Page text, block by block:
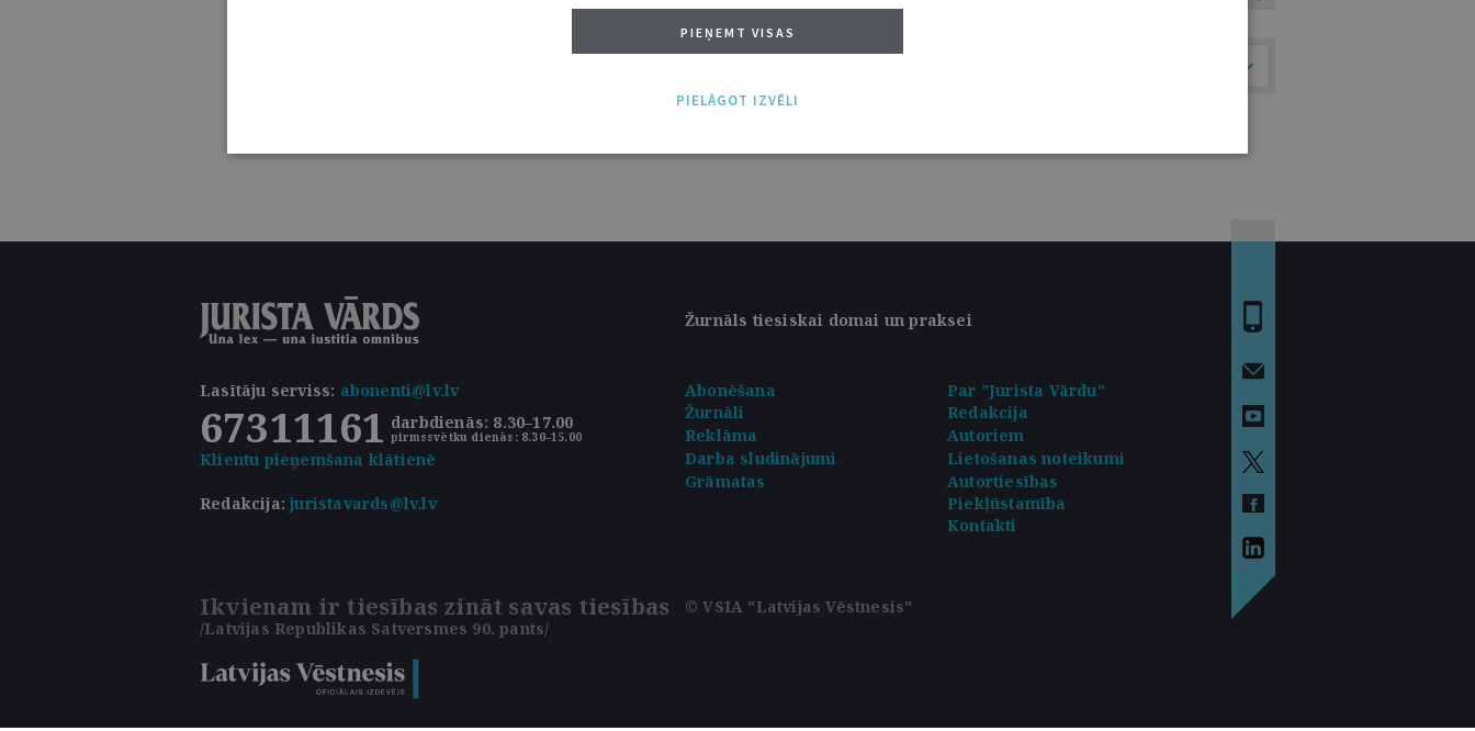
Žurnāls tiesiskai domai un praksei
Lasītāju serviss: abonenti@lv.lv
67311161 darbdienās: 8.30–17.00
pirmssvētku dienās: 8.30–15.00
Klientu pieņemšana klātienē
Abonēšana
Par "Jurista Vārdu"
Žurnāli
Redakcija
Reklāma
Autoriem
Darba sludinājumi
Lietošanas noteikumi
Redakcija:juristavards@lv.lv
Grāmatas
Autortiesības
Piekļūstamība
Kontakti
Ikvienam ir tiesības zināt savas tiesības
/Latvijas Republikas Satversmes 90. pants/
© VSIA "Latvijas Vēstnesis"
PIEŅEMT VISAS
PIELĀGOT IZVĒLI